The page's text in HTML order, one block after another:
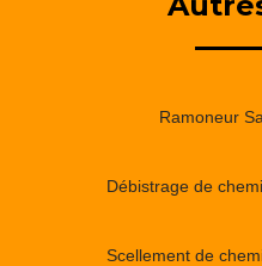
Ramoneur
Débistrage de
Scellement de